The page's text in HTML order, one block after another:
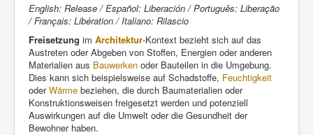
English: Release / Español: Liberación / Português: Liberação
/ Français: Libération / Italiano: Rilascio
Freisetzung im Architektur-Kontext bezieht sich auf das
Austreten oder Abgeben von Stoffen, Energien oder anderen
Materialien aus Bauwerken oder Bauteilen in die Umgebung.
Dies kann sich beispielsweise auf Schadstoffe, Feuchtigkeit
oderWärme beziehen, die durch Baumaterialien oder
Konstruktionsweisen freigesetzt werden und potenziell
Auswirkungen auf die Umwelt oder die Gesundheit der
Bewohner haben.